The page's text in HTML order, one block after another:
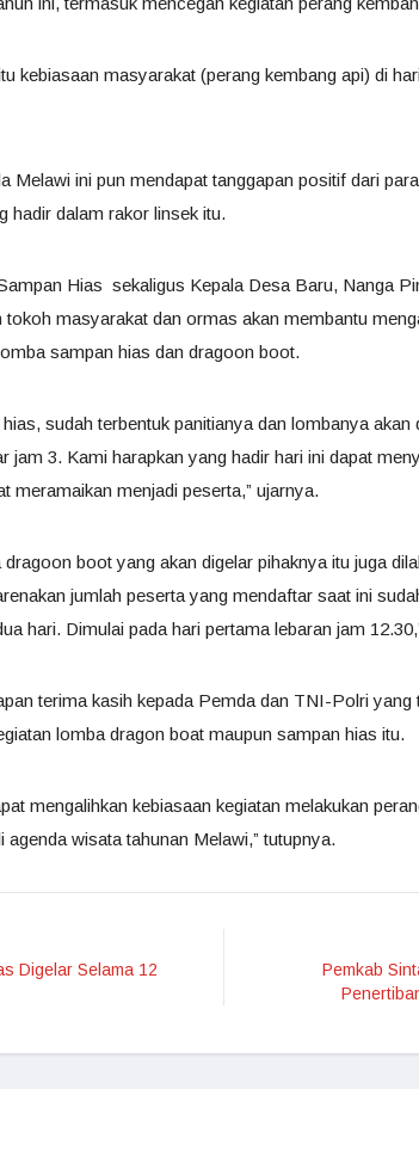
kebiasaan masyarakat (perang kembang api) di
Melawi ini pun mendapat tanggapan positif dari
hadir dalam rakor linsek itu.
Hias sekaligus Kepala Desa Baru, Nanga
tokoh masyarakat dan ormas akan membantu
sampan hias dan dragoon boot.
sudah terbentuk panitianya dan lombanya akan
jam 3. Kami harapkan yang hadir hari ini dapat
meramaikan menjadi peserta,” ujarnya.
boot yang akan digelar pihaknya itu juga
jumlah peserta yang mendaftar saat ini
hari. Dimulai pada hari pertama lebaran jam
terima kasih kepada Pemda dan TNI-Polri yang
lomba dragon boat maupun sampan hias itu.
mengalihkan kebiasaan kegiatan melakukan
wisata tahunan Melawi,” tutupnya.
Digelar Selama 12
Pemkab